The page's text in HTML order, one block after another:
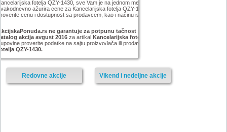
fotelja QZY-1430, sve Vam je na jednom mestu. AkcijskaPonuda.rs
ažurira cene za Kancelarijska fotelja QZY-1430, ali je ipak potrebno da
cenu i dostupnost sa prodavcem, kao i načinu isporuke i plaćanja.
ne garantuje za potpunu tačnost podataka iz akcije Forma Ideale
akcija avgust 2016za artikal Kancelarijska fotelja
proverite podatke na sajtu proizvođača ili prodavnice za proizvod
QZY-1430.
Vikend i nedeljne akcije
Redovne akcije